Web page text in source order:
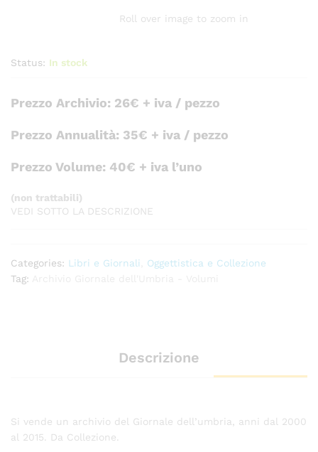
Roll over image to zoom in
Status: In stock
Prezzo Archivio: 26€ + iva / pezzo
Prezzo Annualità: 35€ + iva / pezzo
Prezzo Volume: 40€ + iva l’uno
(non trattabili)
VEDI SOTTO LA DESCRIZIONE
Categories: Libri e Giornali
Oggettistica e Collezione
Tag:
Descrizione
Si vende un archivio del Giornale dell’umbria, anni dal 2000
al 2015. Da Collezione.